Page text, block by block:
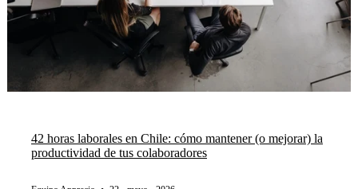
42 horas laborales en Chile: cómo mantener (o mejorar) la
productividad de tus colaboradores